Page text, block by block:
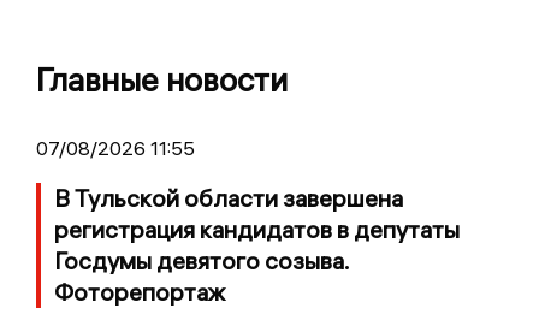
Главные новости
07/08/2026 11:55
В Тульской области завершена
регистрация кандидатов в депутаты
Госдумы девятого созыва.
Фоторепортаж